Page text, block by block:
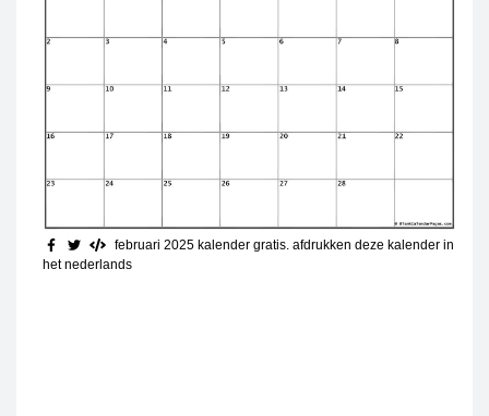
februari 2025 kalender gratis. afdrukken deze kalender in
het nederlands